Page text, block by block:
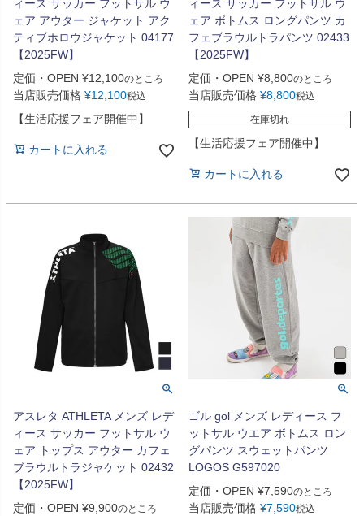
ィース サッカー フットサル ウ
ェア アウター ジャケット アク
ティブホロウジャケット 04177
【2025FW】
定価・OPEN ¥12,100のところ
当店販売価格 ¥12,100税込
【生活応援フェア開催中】
カートに入れる
ィース サッカー フットサル ウ
ェア ボトムス ロングパンツ カ
フェブラウルトラパンツ 02433
【2025FW】
定価・OPEN ¥8,800のところ
当店販売価格 ¥8,800税込
在庫切れ
【生活応援フェア開催中】
カートに入れる
アスレタ ATHLETA メンズ レデ
ィース サッカー フットサル ウ
ェア トップス アウター カフェ
ブラウルトラジャケット 02432
【2025FW】
定価・OPEN ¥9,900のところ
ゴル gol メンズ レディース フ
ットサル ウエア ボトムス ロン
グパンツ スウェットパンツ
LOGOS G597020
定価・OPEN ¥7,590のところ
当店販売価格 ¥7,590税込